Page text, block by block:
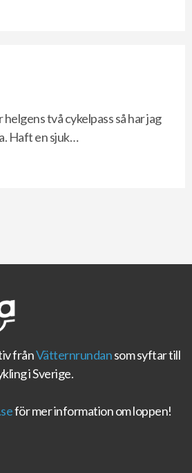
två cykelpass så har jag
Haft en sjuk…
frånVätternrundansom syftar till
i Sverige.
för mer information om loppen!